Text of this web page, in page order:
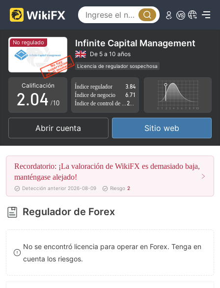
No regulado Infinite Capital Management
De 5 a 10 años
Licencia de regulador sospechosa
Zona de negocio sospechoso
Riesgo potencial alto
Calificación
0
1
2
3
4
5
6
7
8
9
.0
1
2
3
4
5
6
7
8
9
0
1
2
3
4
5
6
7
8
9
/10
Índice regulador
3.84
Índice de negocio
6.71
Abrir cuenta Sitio web
Recordatorio: ¡La valoración de WikiFX es demasiado baja,
manténgase alejado!
Detección anterior 2026-08-09 Riesgo 2
Regulador de Forex
No se encontró licencia para operar en Forex. Tenga en
cuenta los riesgos.